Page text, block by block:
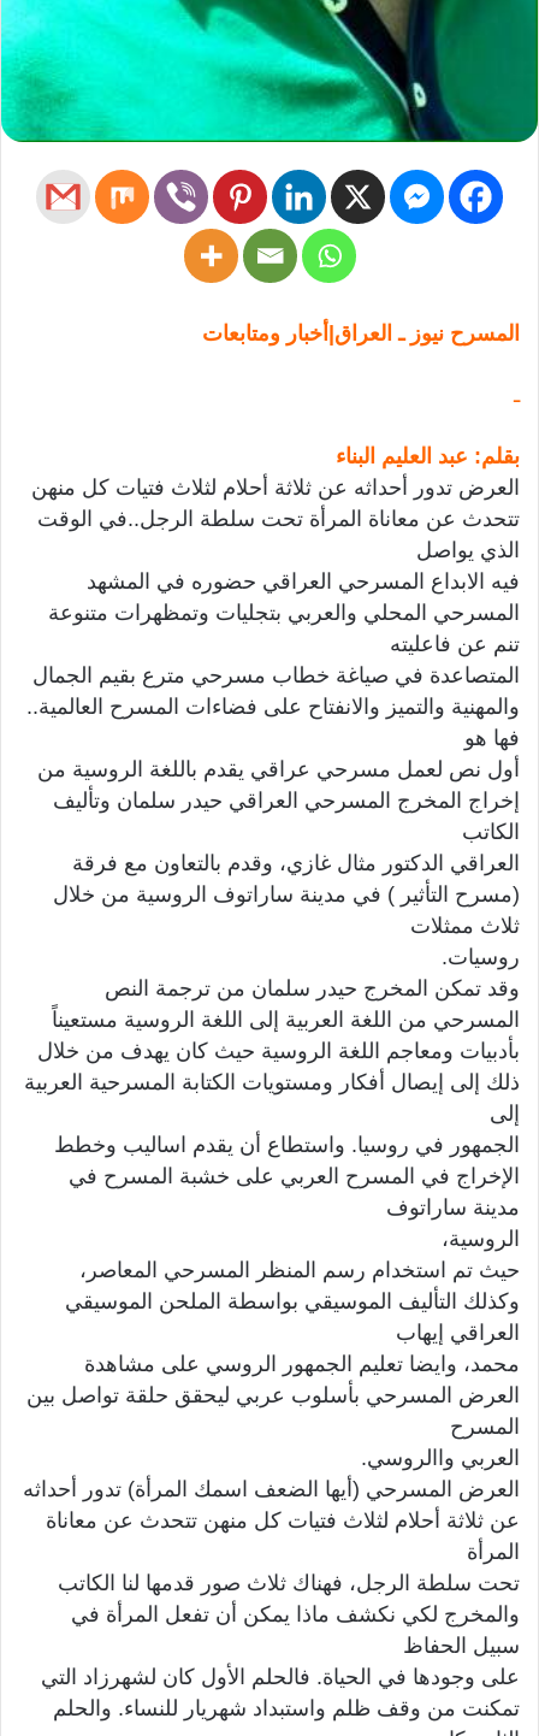
المسرح نيوز ـ العراق|أخبار ومتابعات
ـ
بقلم: عبد العليم البناء
العرض تدور أحداثه عن ثلاثة أحلام لثلاث فتيات كل منهن
تتحدث عن معاناة المرأة تحت سلطة الرجل..في الوقت
الذي يواصل
فيه الابداع المسرحي العراقي حضوره في المشهد
المسرحي المحلي والعربي بتجليات وتمظهرات متنوعة
تنم عن فاعليته
المتصاعدة في صياغة خطاب مسرحي مترع بقيم الجمال
والمهنية والتميز والانفتاح على فضاءات المسرح العالمية..
فها هو
أول نص لعمل مسرحي عراقي يقدم باللغة الروسية من
إخراج المخرج المسرحي العراقي حيدر سلمان وتأليف
الكاتب
العراقي الدكتور مثال غازي، وقدم بالتعاون مع فرقة
(مسرح التأثير ) في مدينة ساراتوف الروسية من خلال
ثلاث ممثلات
روسيات.
وقد تمكن المخرج حيدر سلمان من ترجمة النص
المسرحي من اللغة العربية إلى اللغة الروسية مستعيناً
بأدبيات ومعاجم اللغة الروسية حيث كان يهدف من خلال
ذلك إلى إيصال أفكار ومستويات الكتابة المسرحية العربية
إلى
الجمهور في روسيا. واستطاع أن يقدم اساليب وخطط
الإخراج في المسرح العربي على خشبة المسرح في
مدينة ساراتوف
الروسية،
حيث تم استخدام رسم المنظر المسرحي المعاصر،
وكذلك التأليف الموسيقي بواسطة الملحن الموسيقي
العراقي إيهاب
محمد، وايضا تعليم الجمهور الروسي على مشاهدة
العرض المسرحي بأسلوب عربي ليحقق حلقة تواصل بين
المسرح
العربي واالروسي.
العرض المسرحي (أيها الضعف اسمك المرأة) تدور أحداثه
عن ثلاثة أحلام لثلاث فتيات كل منهن تتحدث عن معاناة
المرأة
تحت سلطة الرجل، فهناك ثلاث صور قدمها لنا الكاتب
والمخرج لكي نكشف ماذا يمكن أن تفعل المرأة في
سبيل الحفاظ
على وجودها في الحياة. فالحلم الأول كان لشهرزاد التي
تمكنت من وقف ظلم واستبداد شهريار للنساء. والحلم